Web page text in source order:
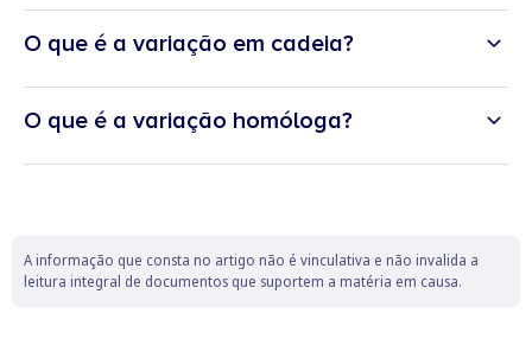
rácio LTV (loan-to-value)
90% do
menor dos dois valores entre a aquisição do imóvel e a
avaliação do imóvel por eles feita
garantia pública
O que é a variação em cadeia?
O que é a variação homóloga?
A informação que consta no artigo não é vinculativa e não invalida a
leitura integral de documentos que suportem a matéria em causa.